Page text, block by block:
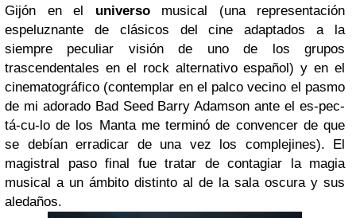
Gijón en el universomusical (una representación
espeluznante de clásicos del cine adaptados a la
siempre peculiar visión de uno de los grupos
trascendentales en el rock alternativo español) y en el
cinematográfico (contemplar en el palco vecino el pasmo
de mi adorado Bad Seed Barry Adamson ante el es-pec-
tá-cu-lo de los Manta me terminó de convencer de que
se debían erradicar de una vez los complejines). El
magistral paso final fue tratar de contagiar la magia
musical a un ámbito distinto al de la sala oscura y sus
aledaños.